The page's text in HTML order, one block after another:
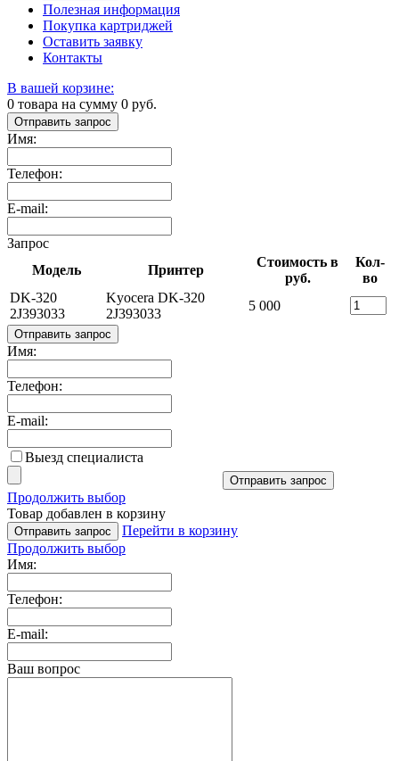
Полезная информация
Покупка картриджей
Оставить заявку
Контакты
В вашей корзине:
0 товара на сумму 0 руб.
Отправить запрос
Имя:
Телефон:
E-mail:
Запрос
Модель
Принтер
Стоимость в
руб.
Кол-
во
DK-320
2J393033
Kyocera DK-320
2J393033
5 000
Отправить запрос
Имя:
Телефон:
E-mail:
Выезд специалиста
Отправить запрос
Продолжить выбор
Товар добавлен в корзину
Отправить запрос
Перейти в корзину
Продолжить выбор
Имя:
Телефон:
E-mail:
Ваш вопрос